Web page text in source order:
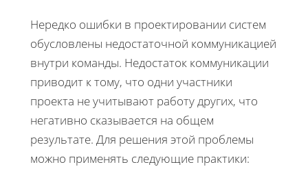
Нередко ошибки в проектировании систем
обусловлены недостаточной коммуникацией
внутри команды. Недостаток коммуникации
приводит к тому, что одни участники
проекта не учитывают работу других, что
негативно сказывается на общем
результате. Для решения этой проблемы
можно применять следующие практики: